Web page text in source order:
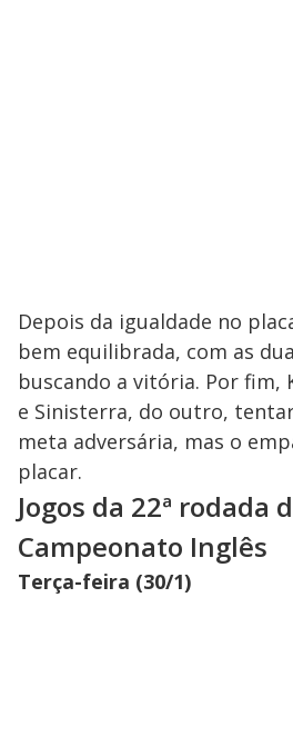
Depois da igualdade no
bem equilibrada, com as
buscando a vitória. Por fim,
e Sinisterra, do outro,
meta adversária, mas o
placar.
Jogos da 22ª rodada
Campeonato Inglês
Terça-feira (30/1)